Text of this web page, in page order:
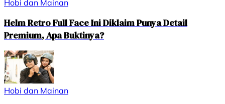
Hobi dan Mainan
Helm Retro Full Face Ini Diklaim Punya Detail
Premium, Apa Buktinya?
Hobi dan Mainan